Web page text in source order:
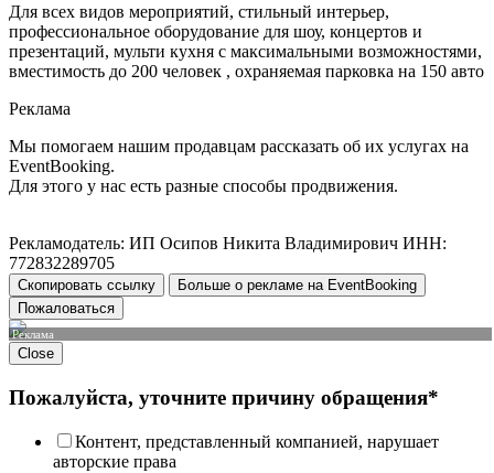
Для всех видов мероприятий, стильный интерьер,
профессиональное оборудование для шоу, концертов и
презентаций, мульти кухня с максимальными возможностями,
вместимость до 200 человек , охраняемая парковка на 150 авто
Реклама
Мы помогаем нашим продавцам рассказать об их услугах на
EventBooking.
Для этого у нас есть разные способы продвижения.
Рекламодатель: ИП Осипов Никита Владимирович ИНН:
772832289705
Скопировать ссылку
Больше о рекламе на EventBooking
Пожаловаться
Реклама
Close
Пожалуйста, уточните причину обращения*
Контент, представленный компанией, нарушает
авторские права